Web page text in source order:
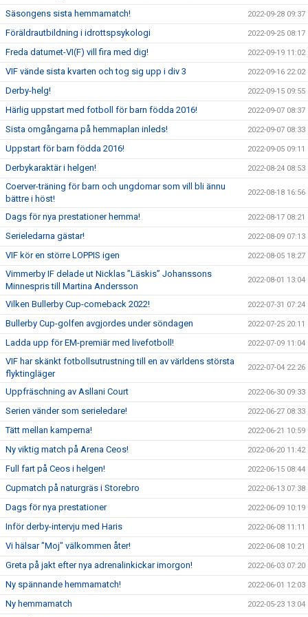
Säsongens sista hemmamatch! 2022-09-28 09:37
Föräldrautbildning i idrottspsykologi 2022-09-25 08:17
Freda datumet-VI(F) vill fira med dig! 2022-09-19 11:02
VIF vände sista kvarten och tog sig upp i div 3 2022-09-16 22:02
Derby-helg! 2022-09-15 09:55
Härlig uppstart med fotboll för barn födda 2016! 2022-09-07 08:37
Sista omgångarna på hemmaplan inleds! 2022-09-07 08:33
Uppstart för barn födda 2016! 2022-09-05 09:11
Derbykaraktär i helgen! 2022-08-24 08:53
Coerver-träning för barn och ungdomar som vill bli ännu
bättre i höst!
2022-08-18 16:56
Dags för nya prestationer hemma! 2022-08-17 08:21
Serieledarna gästar! 2022-08-09 07:13
VIF kör en större LOPPIS igen 2022-08-05 18:27
Vimmerby IF delade ut Nicklas ”Läskis” Johanssons
Minnespris till Martina Andersson
2022-08-01 13:04
Vilken Bullerby Cup-comeback 2022! 2022-07-31 07:24
Bullerby Cup-golfen avgjordes under söndagen 2022-07-25 20:11
Ladda upp för EM-premiär med livefotboll! 2022-07-09 11:04
VIF har skänkt fotbollsutrustning till en av världens största
flyktingläger
2022-07-04 22:26
Uppfräschning av Asllani Court 2022-06-30 09:33
Serien vänder som serieledare! 2022-06-27 08:33
Tätt mellan kamperna! 2022-06-21 10:59
Ny viktig match på Arena Ceos! 2022-06-20 11:42
Full fart på Ceos i helgen! 2022-06-15 08:44
Cupmatch på naturgräs i Storebro 2022-06-13 07:38
Dags för nya prestationer 2022-06-09 10:19
Inför derby-intervju med Haris 2022-06-08 11:11
Vi hälsar "Moj" välkommen åter! 2022-06-08 10:21
Greta på jakt efter nya adrenalinkickar imorgon! 2022-06-03 07:20
Ny spännande hemmamatch! 2022-06-01 12:03
Ny hemmamatch 2022-05-23 13:04